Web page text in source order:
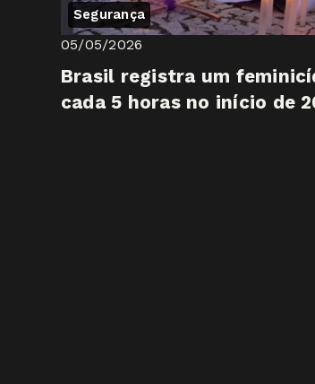
Segurança
05/05/2026
Brasil registra um
cada 5 horas no início de